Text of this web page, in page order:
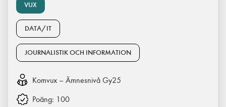
VUX
DATA/IT
JOURNALISTIK OCH INFORMATION
Komvux – Ämnesnivå Gy25
Poäng: 100